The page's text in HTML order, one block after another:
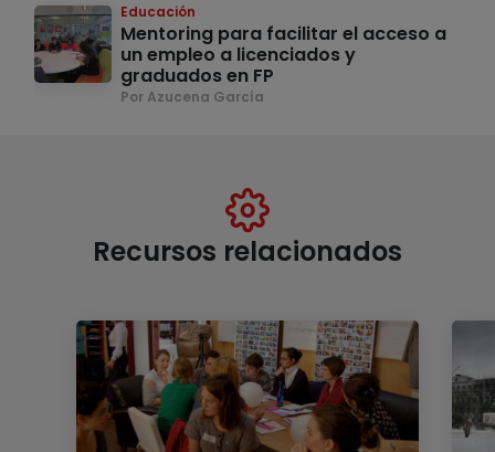
Educación
Mentoring para facilitar el acceso a
un empleo a licenciados y
graduados en FP
Por Azucena García
Recursos relacionados